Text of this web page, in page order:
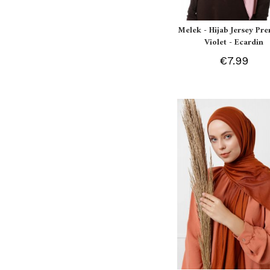
Melek - Hijab Jersey
Violet - Ecardin
€7.99